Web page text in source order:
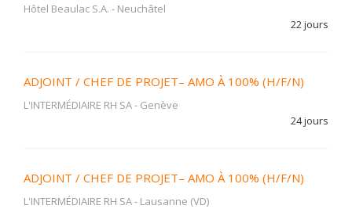
Hôtel Beaulac S.A. - Neuchâtel
22 jours
ADJOINT / CHEF DE PROJET– AMO À 100% (H/F/N)
L'INTERMÉDIAIRE RH SA- Genève
24 jours
ADJOINT / CHEF DE PROJET– AMO À 100% (H/F/N)
L'INTERMÉDIAIRE RH SA- Lausanne (VD)